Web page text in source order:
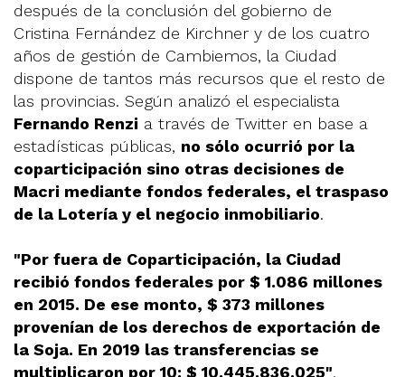
después de la conclusión del gobierno de
Cristina Fernández de Kirchner y de los cuatro
años de gestión de Cambiemos, la Ciudad
dispone de tantos más recursos que el resto de
las provincias. Según analizó el especialista
Fernando Renzi a través de Twitter en base a
estadísticas públicas, no sólo ocurrió por la
coparticipación sino otras decisiones de
Macri mediante fondos federales, el traspaso
de la Lotería y el negocio inmobiliario.
"Por fuera de Coparticipación, la Ciudad
recibió fondos federales por $ 1.086 millones
en 2015. De ese monto, $ 373 millones
provenían de los derechos de exportación de
la Soja. En 2019 las transferencias se
multiplicaron por 10: $ 10.445.836.025",